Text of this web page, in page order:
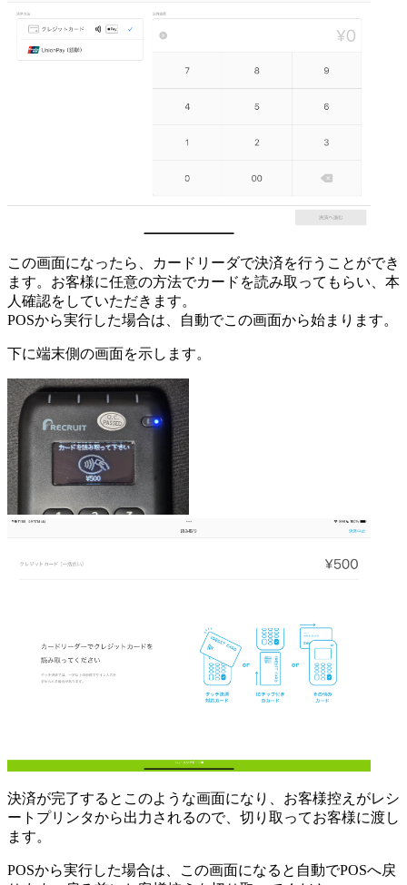
この画面になったら、カードリーダで決済を行うことができ
ます。お客様に任意の方法でカードを読み取ってもらい、本
人確認をしていただきます。
POSから実行した場合は、自動でこの画面から始まります。
下に端末側の画面を示します。
決済が完了するとこのような画面になり、お客様控えがレシ
ートプリンタから出力されるので、切り取ってお客様に渡し
ます。
POSから実行した場合は、この画面になると自動でPOSへ戻